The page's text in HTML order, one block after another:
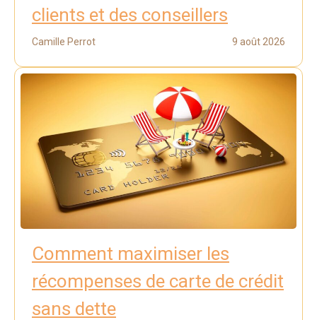
clients et des conseillers
Camille Perrot 9 août 2026
Comment maximiser les
récompenses de carte de crédit
sans dette